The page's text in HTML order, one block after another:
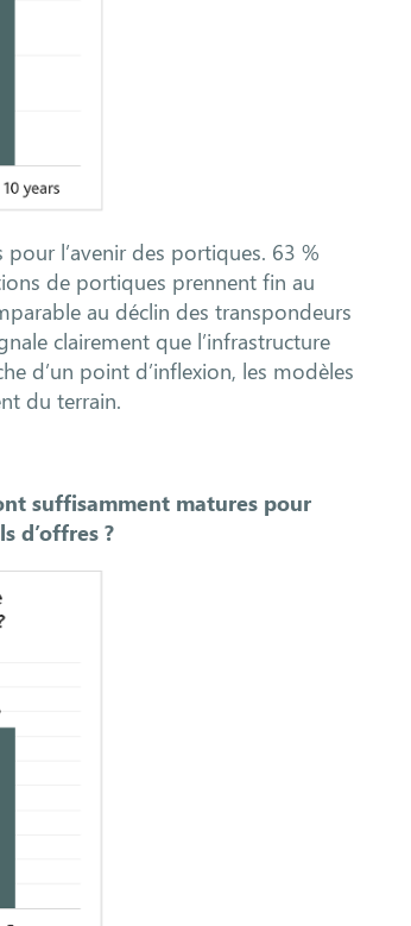
l’avenir des portiques. 63 %
de portiques prennent fin au
au déclin des transpondeurs
clairement que l’infrastructure
d’un point d’inflexion, les modèles
du terrain.
suffisamment matures pour
d’offres ?